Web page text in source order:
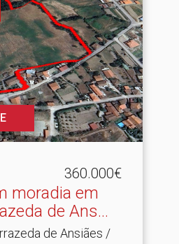
360.000€
moradia em
de Ans.​..
de Ansiães /